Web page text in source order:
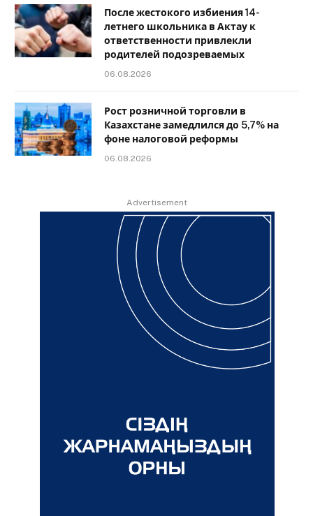
После жестокого избиения 14-
летнего школьника в Актау к
ответственности привлекли
родителей подозреваемых
06.08.2026
Рост розничной торговли в
Казахстане замедлился до 5,7% на
фоне налоговой реформы
06.08.2026
Advertisement